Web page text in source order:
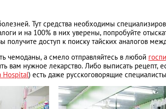
Тут средства необходимы
и на 100% в них уверены, попробуйте
получите доступ к поиску тайских аналогов
чемоданы, а смело отправляйтесь в любой
вам нужное лекарство. Либо выписать рецепт,
Hospital) есть даже русскоговорящие